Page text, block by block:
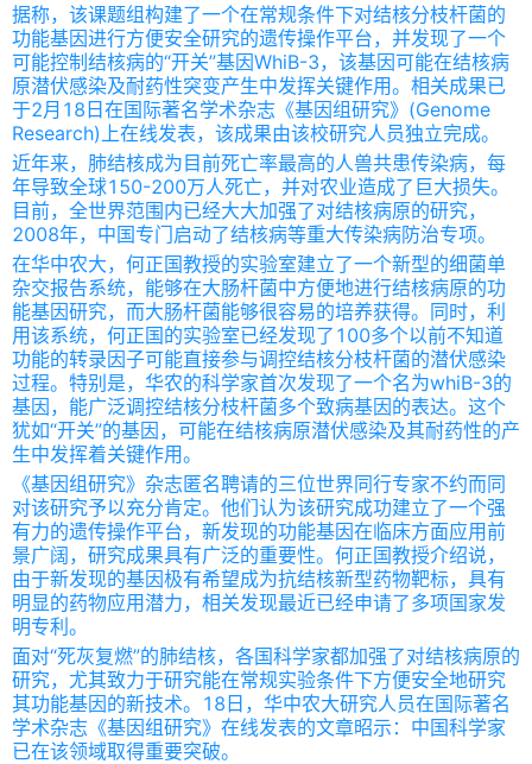
据称，该课题组构建了一个在常规条件下对结核分枝杆菌的
功能基因进行方便安全研究的遗传操作平台，并发现了一个
可能控制结核病的“开关”基因WhiB-3，该基因可能在结核病
原潜伏感染及耐药性突变产生中发挥关键作用。相关成果已
于2月18日在国际著名学术杂志《基因组研究》(Genome
Research)上在线发表，该成果由该校研究人员独立完成。
近年来，肺结核成为目前死亡率最高的人兽共患传染病，每
年导致全球150-200万人死亡，并对农业造成了巨大损失。
目前，全世界范围内已经大大加强了对结核病原的研究，
2008年，中国专门启动了结核病等重大传染病防治专项。
在华中农大，何正国教授的实验室建立了一个新型的细菌单
杂交报告系统，能够在大肠杆菌中方便地进行结核病原的功
能基因研究，而大肠杆菌能够很容易的培养获得。同时，利
用该系统，何正国的实验室已经发现了100多个以前不知道
功能的转录因子可能直接参与调控结核分枝杆菌的潜伏感染
过程。特别是，华农的科学家首次发现了一个名为whiB-3的
基因，能广泛调控结核分枝杆菌多个致病基因的表达。这个
犹如“开关”的基因，可能在结核病原潜伏感染及其耐药性的产
生中发挥着关键作用。
《基因组研究》杂志匿名聘请的三位世界同行专家不约而同
对该研究予以充分肯定。他们认为该研究成功建立了一个强
有力的遗传操作平台，新发现的功能基因在临床方面应用前
景广阔，研究成果具有广泛的重要性。何正国教授介绍说，
由于新发现的基因极有希望成为抗结核新型药物靶标，具有
明显的药物应用潜力，相关发现最近已经申请了多项国家发
明专利。
面对“死灰复燃”的肺结核，各国科学家都加强了对结核病原的
研究，尤其致力于研究能在常规实验条件下方便安全地研究
其功能基因的新技术。18日，华中农大研究人员在国际著名
学术杂志《基因组研究》在线发表的文章昭示：中国科学家
已在该领域取得重要突破。